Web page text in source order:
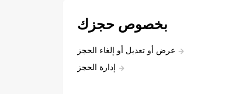
بخصوص حجزك
عرض أو تعديل أو إلغاء الحجز
إدارة الحجز